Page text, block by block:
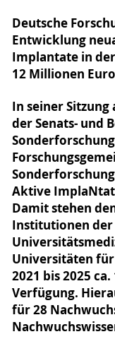
Deutsche
Entwicklung
Implantate in
12 Millionen
In seiner Sitzung
der Senats- und
Aktive
Damit stehen
Institutionen
Universitäten
2021 bis 2025
Verfügung.
für 28